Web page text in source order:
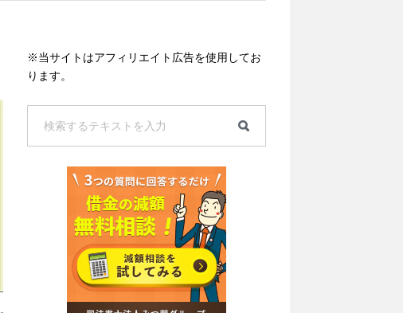
※当サイトはアフィリエイト広告を使用してお
ります。